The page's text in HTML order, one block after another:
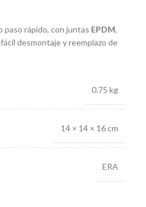
paso rápido, con juntas EPDM,
desmontaje y reemplazo de
0.75 kg
14 × 14 × 16 cm
ERA